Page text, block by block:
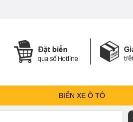
BIỂN XE Ô TÔ